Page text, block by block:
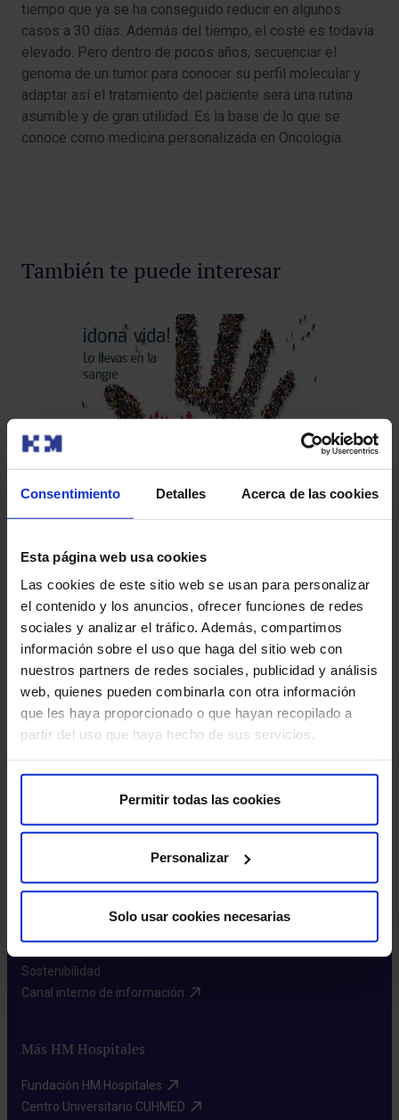
Consentimiento Detalles Acerca de las cookies
Esta página web usa cookies
Las cookies de este sitio web se usan para personalizar
el contenido y los anuncios, ofrecer funciones de redes
sociales y analizar el tráfico. Además, compartimos
información sobre el uso que haga del sitio web con
nuestros partners de redes sociales, publicidad y análisis
web, quienes pueden combinarla con otra información
que les haya proporcionado o que hayan recopilado a
partir del uso que haya hecho de sus servicios.
Permitir todas las cookies
Personalizar
Solo usar cookies necesarias
tiempo que ya se ha conseguido reducir en algunos
casos a 30 días. Además del tiempo, el coste es todavía
elevado. Pero dentro de pocos años, secuenciar el
genoma de un tumor para conocer su perfil molecular y
adaptar así el tratamiento del paciente será una rutina
asumible y de gran utilidad. Es la base de lo que se
conoce como medicina personalizada en Oncología.
También te puede interesar
VIII Maratón Solidario de Donación de
Sangre
La Unidad de Donación de Sangre de HM Hospitales, en
colaboración con el Centro de Transfusión de la
Comunidad de Madrid…
Leer más
Quiénes somos​
Sostenibilidad​
Canal interno de información​
Más HM Hospitales
Fundación HM Hospitales​
Centro Universitario CUHMED​